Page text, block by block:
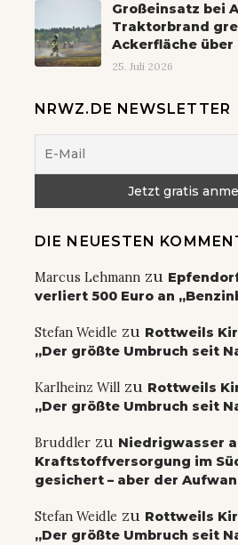
Großeinsatz bei
Traktorbrand
Ackerfläche über
25. Juli 2026
NRWZ.DE NEWSLETTER
DIE NEUESTEN
Marcus Lehmann zu
verliert 500 Euro an
Stefan Weidle zu Rottweils
„Der größte Umbruch seit
Karlheinz Will zu Rottweils
„Der größte Umbruch seit
Bruddler zu Niedrigwasser
Kraftstoffversorgung im
gesichert – aber der
Stefan Weidle zu Rottweils
„Der größte Umbruch seit